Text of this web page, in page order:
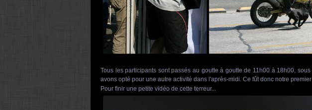
Tous les participants sont passés au goutte à goutte de 11h00 à 18h00,
avons opté pour une autre activité dans l'après-midi. Ce fût donc notre
Pour finir une petite vidéo de cette terreur...